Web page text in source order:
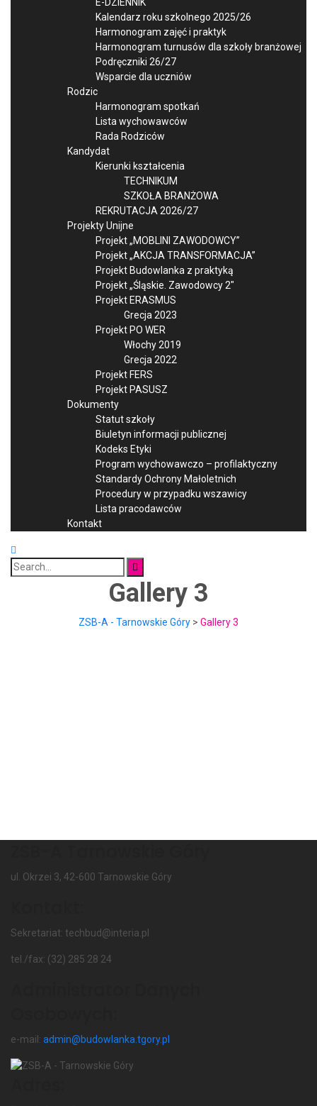
Kalendarz roku szkolnego 2025/26
Harmonogram zajęć i praktyk
Harmonogram turnusów dla szkoły branżowej
Podręczniki 26/27
Wsparcie dla uczniów
Rodzic
Harmonogram spotkań
Lista wychowawców
Rada Rodziców
Kandydat
Kierunki kształcenia
TECHNIKUM
SZKOŁA BRANŻOWA
REKRUTACJA 2026/27
Projekty Unijne
Projekt „MOBLINI ZAWODOWCY”
Projekt „AKCJA TRANSFORMACJA”
Projekt Budowlanka z praktyką
Projekt „Śląskie. Zawodowcy 2″
Projekt ERASMUS
Grecja 2023
Projekt PO WER
Włochy 2019
Grecja 2022
Projekt FERS
Projekt PASUSZ
Dokumenty
Statut szkoły
Biuletyn informacji publicznej
Kodeks Etyki
Program wychowawczo – profilaktyczny
Standardy Ochrony Małoletnich
Procedury w przypadku wszawicy
Lista pracodawców
Kontakt
Search
for:
Gallery 3
ZSB-A - Tarnowskie Góry > Gallery 3
ul. Okrzei 3, 42-600 Tarnowskie Góry
Sekretariat: techbud@interia.pl
tel./fax: (32) 285 28 24
e-mail: admin@budowlanka.tgory.pl